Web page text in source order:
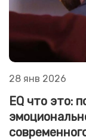
28 янв 2026
EQ что это: